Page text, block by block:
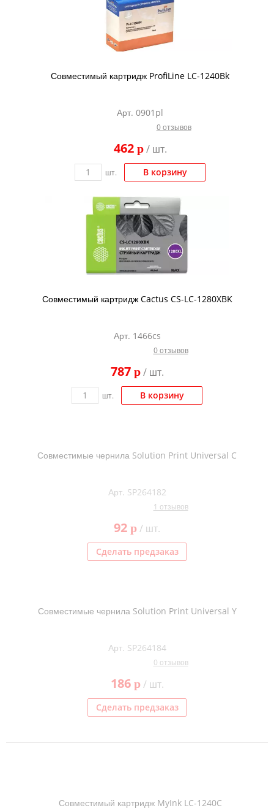
Совместимый картридж ProfiLine LC-1240Bk
Арт. 0901pl
0 отзывов
462 p/ шт.
шт. В корзину
Совместимый картридж Cactus CS-LC-1280XBK
Арт. 1466cs
0 отзывов
787 p/ шт.
шт. В корзину
Совместимые чернила Solution Print Universal C
Арт. SP264182
1 отзывов
92 p/ шт.
Сделать предзаказ
Совместимые чернила Solution Print Universal Y
Арт. SP264184
0 отзывов
186 p/ шт.
Сделать предзаказ
Совместимый картридж MyInk LC-1240C